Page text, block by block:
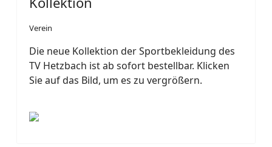
Verein
Die neue Kollektion der Sportbekleidung des
TV Hetzbach ist ab sofort bestellbar. Klicken
Sie auf das Bild, um es zu vergrößern.